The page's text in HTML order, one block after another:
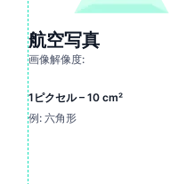
航空写真
画像解像度:
1ピクセル – 10 cm²
例: 六角形